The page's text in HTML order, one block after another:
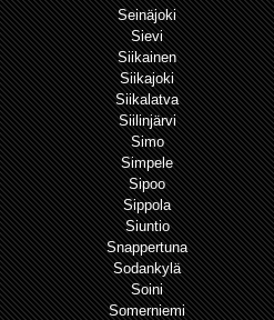
Seinäjoki
Sievi
Siikainen
Siikajoki
Siikalatva
Siilinjärvi
Simo
Simpele
Sipoo
Sippola
Siuntio
Snappertuna
Sodankylä
Soini
Somerniemi